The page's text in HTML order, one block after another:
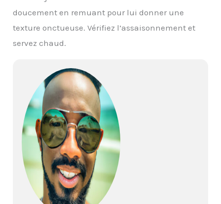
doucement en remuant pour lui donner une
texture onctueuse. Vérifiez l’assaisonnement et
servez chaud.